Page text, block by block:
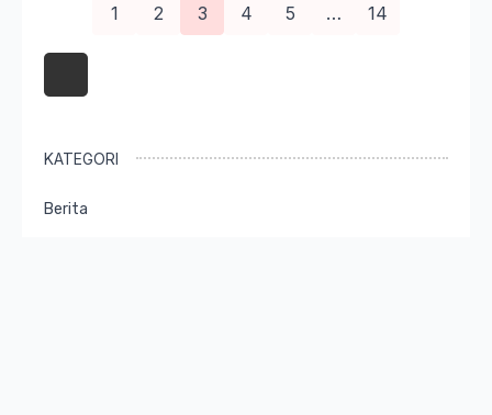
1 2 3 4 5 … 14
KATEGORI
Berita